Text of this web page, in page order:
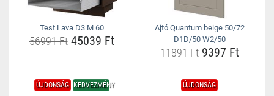
Test Lava D3 M 60
56991 Ft45039 Ft
Ajtó Quantum beige 50/72
D1D/50 W2/50
11891 Ft9397 Ft
ÚJDONSÁG KEDVEZMÉNY ÚJDONSÁG